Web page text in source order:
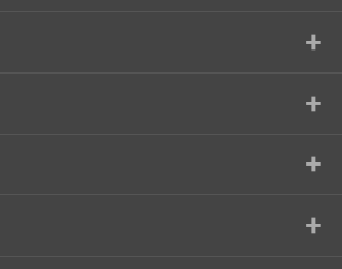
+
+
+
+